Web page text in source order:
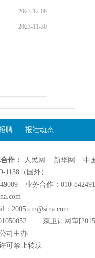
2023-12-06
2023-11-30
聘 报社动态
作： 人民网 新华网 中
（国外）
业务合作：010-
2005tcm@sina.com
京卫计网审
司主办
可禁止转载